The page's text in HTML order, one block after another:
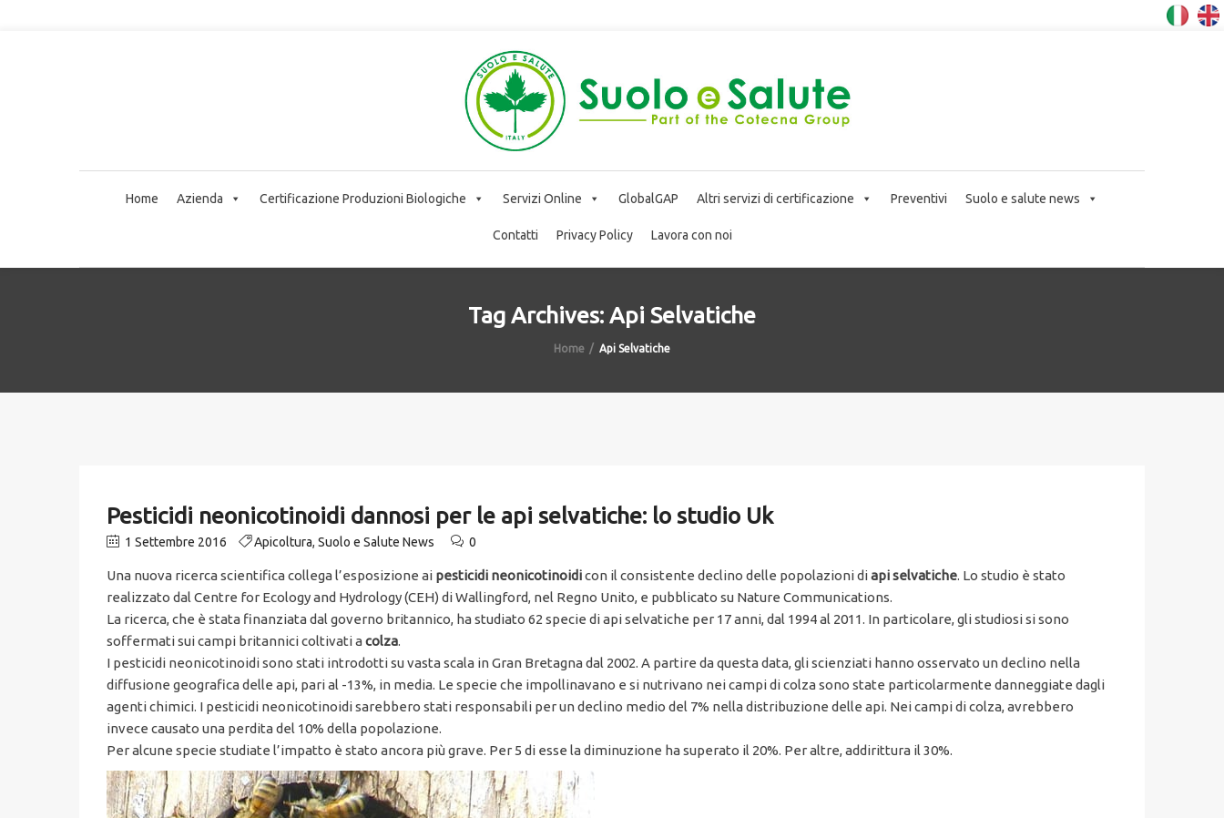
Home Azienda Certificazione Produzioni Biologiche Servizi Online GlobalGAP Altri servizi di certificazione Preventivi Suolo e salute news
Contatti Privacy Policy Lavora con noi
Tag Archives: Api Selvatiche
Home Api Selvatiche
Pesticidi neonicotinoidi dannosi per le api selvatiche: lo studio Uk
1 Settembre 2016 Apicoltura, Suolo e Salute News 0
Una nuova ricerca scientifica collega l’esposizione ai pesticidi neonicotinoidicon il consistente declino delle popolazioni diapi selvatiche. Lo studio è stato
realizzato dal Centre for Ecology and Hydrology (CEH) di Wallingford, nel Regno Unito, e pubblicato su Nature Communications.
La ricerca, che è stata finanziata dal governo britannico, ha studiato 62 specie di api selvatiche per 17 anni, dal 1994 al 2011. In particolare, gli studiosi si sono
soffermati sui campi britannici coltivati acolza.
I pesticidi neonicotinoidi sono stati introdotti su vasta scala in Gran Bretagna dal 2002. A partire da questa data, gli scienziati hanno osservato un declino nella
diffusione geografica delle api, pari al -13%, in media. Le specie che impollinavano e si nutrivano nei campi di colza sono state particolarmente danneggiate dagli
agenti chimici. I pesticidi neonicotinoidi sarebbero stati responsabili per un declino medio del 7% nella distribuzione delle api. Nei campi di colza, avrebbero
invece causato una perdita del 10% della popolazione.
Per alcune specie studiate l’impatto è stato ancora più grave. Per 5 di esse la diminuzione ha superato il 20%. Per altre, addirittura il 30%.